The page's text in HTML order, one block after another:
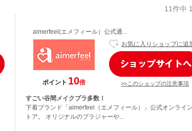
11件中
aimerfeel(エメフィール）公式通...
ポイント 10倍
お気に入りショップに追
>>このショップの注意事項
すごい谷間メイクブラ多数！
下着ブランド「aimerfeel（エメフィール）」公式オンライ
トア。 オリジナルのブラジャーや...